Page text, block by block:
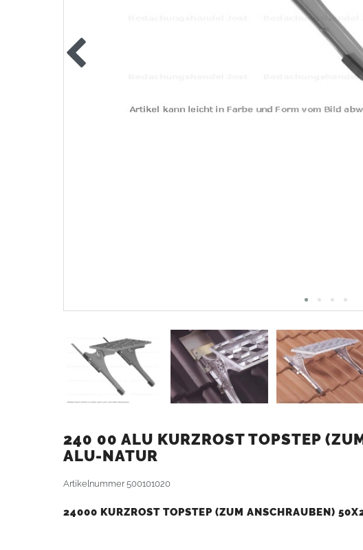
240 00 ALU KURZROST TOPSTEP
ALU-NATUR
Artikelnummer500101020
24000 KURZROST TOPSTEP (ZUM ANSCHRAUBEN)